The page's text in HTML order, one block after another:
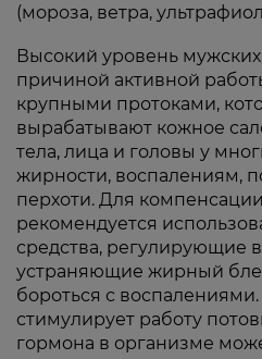
(мороза, ветра,
Высокий уровень
причиной активной
крупными протоками,
вырабатывают кожное
тела, лица и головы у
жирности, воспалениям,
перхоти. Для
рекомендуется
средства, регулирующие
устраняющие жирный
бороться с
стимулирует работу
гормона в организме